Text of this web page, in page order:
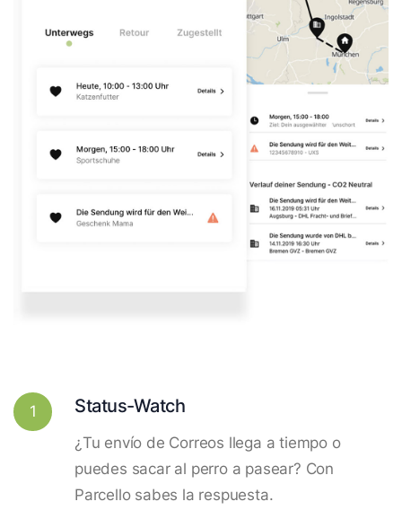
1 Status-Watch
¿Tu envío de Correos llega a tiempo o
puedes sacar al perro a pasear? Con
Parcello sabes la respuesta.